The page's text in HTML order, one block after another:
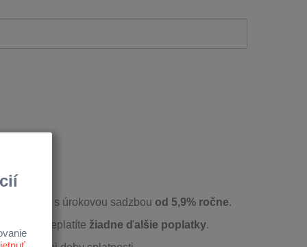
s úrokovou sadzbou od 5,9% ročne.
sadzby neplatíte žiadne ďalšie poplatky.